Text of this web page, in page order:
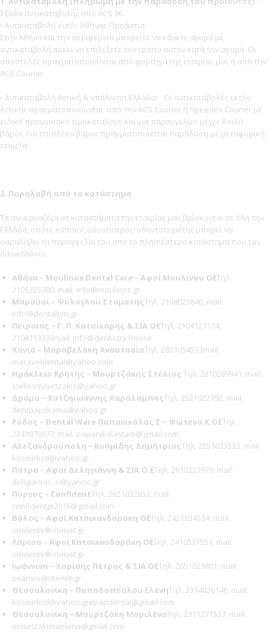
Έξοδα αντικαταβολής από ΑCS 3€.
• Αντικαταβολή εντός Αθήνας-Προάστια:
Στην Αθήνα και την περιφέρεια μπορείτε να κάνετε αγορά με
αντικαταβολή αρκεί να επιλέξετε τον τρόπο αυτόν κατά την αγορά. Οι
αποστολές πραγματοποιούνται από φορτηγά της εταιρίας μας ή από την
ACS Courier.
• Αντικαταβολή Αττική & υπόλοιπη Ελλάδα: Οι αντικαταβολές εκτός
Αττικής πραγματοποιούνται από την ACS Courier ή Speedex Courier με
ειδικό προνομιακό τιμοκατάλογο και για παραγγελίες μέχρι 8 κιλά
βάρος. Για επιπλέον βάρος πραγματοποιείται παράδοση με μεταφορική
εταιρία.
2. Παραλαβή από το κατάστημα
Τα συνεργαζόμενα καταστήματα της εταιρίας μας βρίσκονται σε όλη την
Ελλάδα, οπότε κάποιος οδοντίατρος/οδοντοτεχνίτης μπορεί να
οαραλάβει τη παραγγελία του από το πλησιέστερο κατάστημα που τον
διευκολύνει.
Αθήνα – Moulinos Dental Care – Aφοί Μουλίνου ΟΕΤηλ.
2105225700, mail: info@moulinos.gr
Μαρούσι – Ψύλογλου ΣταμάτηςΤηλ. 2108025840, mail:
info@dentalpin.gr
Πειραιας – Γ. Π. Κατσικάρης & ΣΙΑ ΟΕΤηλ. 2104127174,
2104113338mail: info@dentistry.house
Χανιά – Μαραβελάκη ΑναστασίαΤηλ. 2821054533mail:
maraveldental@yahoo.com
Ηράκλειο Κρήτης – Μουρτζάκης Στέλιος Τηλ. 2810289941, mail:
steliosmourtzakis@yahoo.gr
Δράμα – Χατζηιωάννης ΧαράλαμποςΤηλ. 2521022792, mail:
dentpapdrama@yahoo.gr
Ρόδος – Dental Ware Παπανικόλας Σ – Φώτενα Χ ΟΕΤηλ.
2241070977, mail: papanikolastam@gmail.com
Αλεξανδρούπολη – Κοσμίδης ΔημήτριοςΤηλ. 2551033533, mail:
kosmidisd@yahoo.gr
Πάτρα – Αφοί Δεληγιάννη & ΣΙΑ Ο.ΕΤηλ. 2610221979, mail:
deligiannis_n@yahoo.gr
Πύργος – ConfidentΤηλ. 2621032852, mail:
confidentgr2016@gmail.com
Βόλος – Αφοί Κατσικανδαράκη ΟΕΤηλ. 2421034534, mail:
unidentv@otenet.gr
Λάρισα – Αφοί Κατσικανδαράκη ΟΕΤηλ. 2410531551, mail:
unidentv@otenet.gr
Ιωάννινα – Χαρίσης Πέτρος & ΣΙΑ ΟΕΤηλ. 2651021801, mail:
pxarisis@otenet.gr
Θεσσαλονίκη – Παπαδοπούλου ΕλένηΤηλ. 2314026146, mail:
kosmidisd@yahoo.grepapdental@gmail.com
Θεσσαλονίκη – Μουρτζάκη ΜαριλέναΤηλ. 2311271537, mail:
mourtzakimarilena@gmail.com